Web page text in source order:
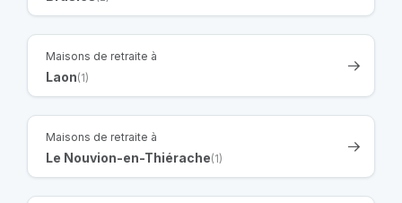
Maisons de retraite à
Laon(1)
Maisons de retraite à
Le Nouvion-en-Thiérache(1)